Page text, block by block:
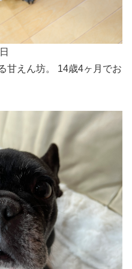
甘えん坊。 14歳4ヶ月でお